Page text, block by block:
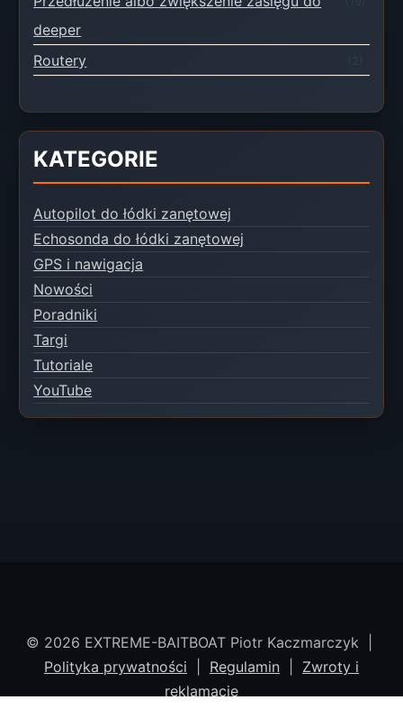
deeper
Routery
KATEGORIE
Autopilot do łódki zanętowej
Echosonda do łódki zanętowej
GPS i nawigacja
Nowości
Poradniki
Targi
Tutoriale
YouTube
© 2026 EXTREME-BAITBOAT Piotr Kaczmarczyk |
Polityka prywatności
Regulamin
Zwroty i
reklamacje